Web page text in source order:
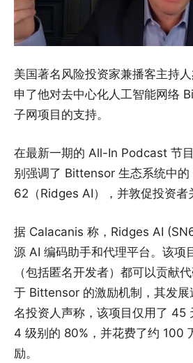
美国著名风险投资家兼播客主持
申了他对去中心化人工智能网络
子网项目的支持。
在最新一期的 All-In Podcast 节
别强调了 Bittensor 生态系统中
62（Ridges AI），并敦促投资者
据 Calacanis 称，Ridges AI
源 AI 编码助手和代理平台。该项
（包括匿名开发者）都可以贡献
于 Bittensor 的激励机制，其发展
名投资人声称，该项目仅用了 45
4 级别的 80%，并花费了约 100
励。